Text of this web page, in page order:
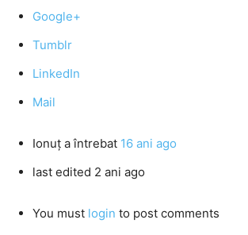
Google+
Tumblr
LinkedIn
Mail
Ionuţ a întrebat 16 ani ago
last edited 2 ani ago
You must login to post comments